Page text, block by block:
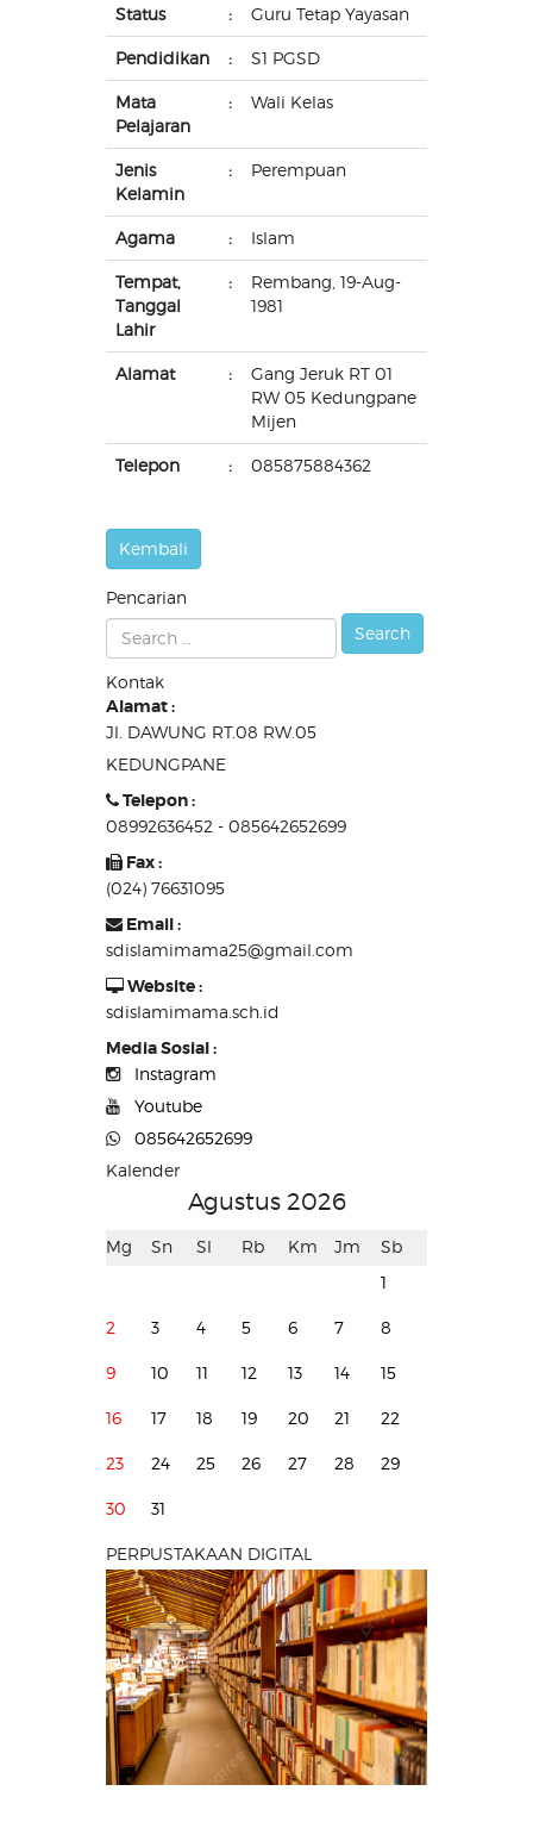
Status : Guru Tetap Yayasan
Pendidikan : S1 PGSD
Mata
Pelajaran
: Wali Kelas
Jenis
Kelamin
: Perempuan
Agama : Islam
Tempat,
Tanggal
Lahir
:
Rembang, 19-Aug-
1981
Alamat :
Gang Jeruk RT 01
RW 05 Kedungpane
Mijen
Telepon : 085875884362
Pencarian
Kontak
Alamat :
Jl. DAWUNG RT.08 RW.05
KEDUNGPANE
Telepon :
08992636452 - 085642652699
Fax :
(024) 76631095
Email :
sdislamimama25@gmail.com
Website :
sdislamimama.sch.id
Media Sosial :
Instagram
Youtube
085642652699
Kalender
Agustus 2026
Mg Sn Sl Rb Km Jm
Sb
1
2 3 4 5 6 7 8
9 10 11 12 13 14 15
16 17 18 19 20 21 22
23 24 25 26 27 28 29
30 31
PERPUSTAKAAN DIGITAL